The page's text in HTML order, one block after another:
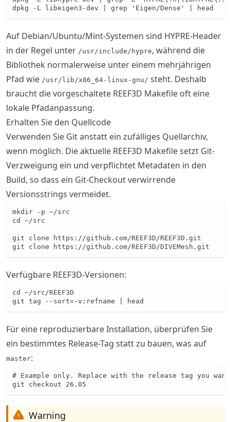
dpkg -L libeigen3-dev | grep 'Eigen/Dense' | head
Auf Debian/Ubuntu/Mint-Systemen sind HYPRE-Header
in der Regel unter /usr/include/hypre, während die
Bibliothek normalerweise unter einem mehrjährigen
Pfad wie /usr/lib/x86_64-linux-gnu/ steht. Deshalb
braucht die vorgeschaltete REEF3D Makefile oft eine
lokale Pfadanpassung.
Erhalten Sie den Quellcode
Verwenden Sie Git anstatt ein zufälliges Quellarchiv,
wenn möglich. Die aktuelle REEF3D Makefile setzt Git-
Verzweigung ein und verpflichtet Metadaten in den
Build, so dass ein Git-Checkout verwirrende
Versionsstrings vermeidet.
mkdir -p ~/src
cd ~/src
git clone https://github.com/REEF3D/REEF3D.git
git clone https://github.com/REEF3D/DIVEMesh.git
Verfügbare REEF3D-Versionen:
cd ~/src/REEF3D
git tag --sort=-v:refname | head
Für eine reproduzierbare Installation, überprüfen Sie
ein bestimmtes Release-Tag statt zu bauen, was auf
master:
# Example only. Replace with the release tag you
git checkout 26.05
Warning